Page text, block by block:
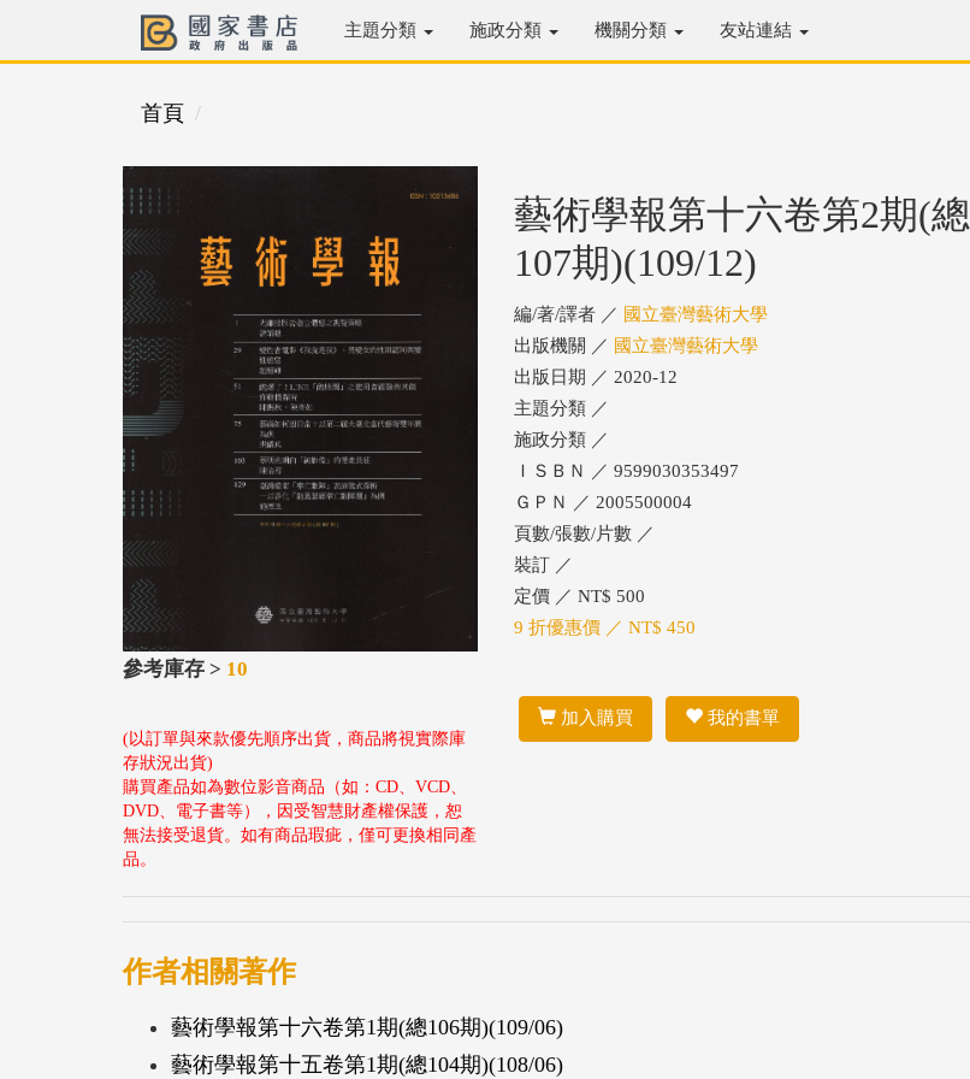
主題分類 施政分類 機關分類 友站連結
首頁
參考庫存 > 10
(以訂單與來款優先順序出貨，商品將視實際庫
存狀況出貨)
購買產品如為數位影音商品（如：CD、VCD、
DVD、電子書等），因受智慧財產權保護，恕
無法接受退貨。如有商品瑕疵，僅可更換相同產
品。
藝術學報第十六卷第2期(總
107期)(109/12)
編/著/譯者 ／ 國立臺灣藝術大學
出版機關 ／ 國立臺灣藝術大學
出版日期 ／ 2020-12
主題分類 ／
施政分類 ／
ＩＳＢＮ ／ 9599030353497
ＧＰＮ ／ 2005500004
頁數/張數/片數 ／
裝訂 ／
定價 ／ NT$ 500
9 折優惠價 ／ NT$ 450
加入購買 我的書單
作者相關著作
藝術學報第十六卷第1期(總106期)(109/06)
藝術學報第十五卷第1期(總104期)(108/06)